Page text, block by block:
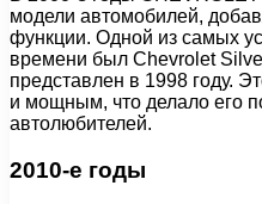
модели автомобилей,
функции. Одной из самых
времени был Chevrolet
представлен в 1998 году.
и мощным, что делало его
автолюбителей.
2010-е годы